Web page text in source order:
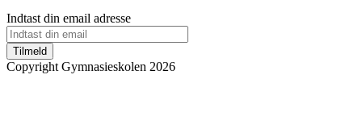
Indtast din email adresse
Tilmeld
Copyright Gymnasieskolen 2026